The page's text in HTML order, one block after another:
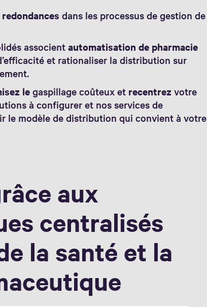
dans les processus de gestion de
associentautomatisation de pharmacie
et rationaliser la distribution sur
legaspillage coûteux et recentrezvotre
à configurer et nos services de
le modèle de distribution qui convient à votre
aux
centralisés
la santé et la